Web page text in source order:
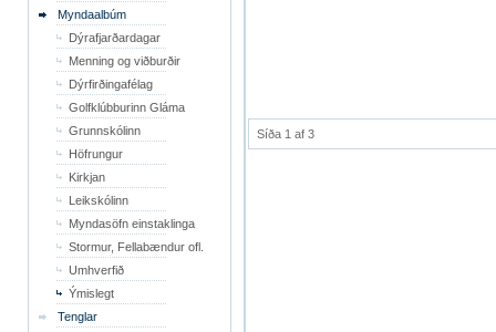
Myndaalbúm
Dýrafjarðardagar
Menning og viðburðir
Dýrfirðingafélag
Golfklúbburinn Gláma
Grunnskólinn
Höfrungur
Kirkjan
Leikskólinn
Myndasöfn einstaklinga
Stormur, Fellabændur ofl.
Umhverfið
Ýmislegt
Tenglar
Síða 1 af 3